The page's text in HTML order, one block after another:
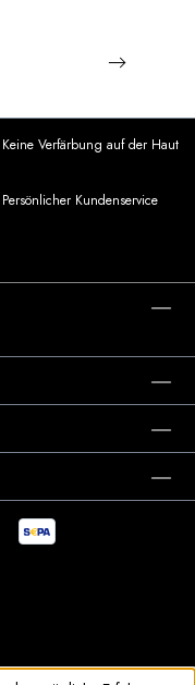
Keine Verfärbung auf der Haut
Persönlicher Kundenservice